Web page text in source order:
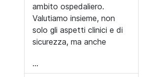
ambito ospedaliero.
Valutiamo insieme, non
solo gli aspetti clinici e di
sicurezza, ma anche
...